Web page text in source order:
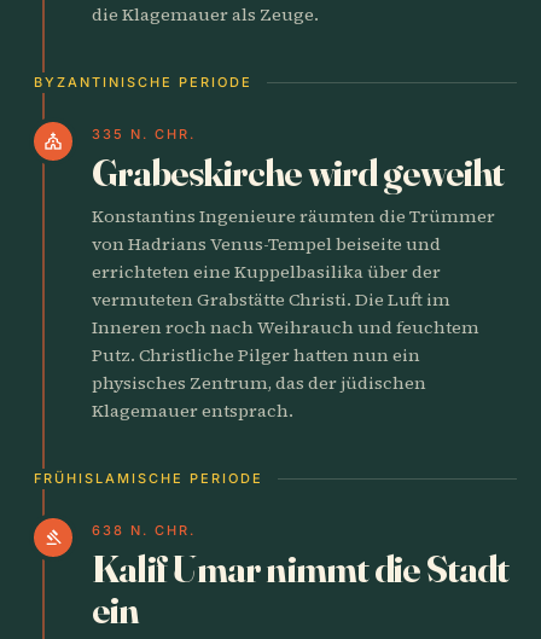
die Klagemauer als Zeuge.
BYZANTINISCHE PERIODE
church 335 N. CHR.
Grabeskirche wird geweiht
Konstantins Ingenieure räumten die Trümmer
von Hadrians Venus-Tempel beiseite und
errichteten eine Kuppelbasilika über der
vermuteten Grabstätte Christi. Die Luft im
Inneren roch nach Weihrauch und feuchtem
Putz. Christliche Pilger hatten nun ein
physisches Zentrum, das der jüdischen
Klagemauer entsprach.
FRÜHISLAMISCHE PERIODE
gavel 638 N. CHR.
Kalif Umar nimmt die Stadt
ein